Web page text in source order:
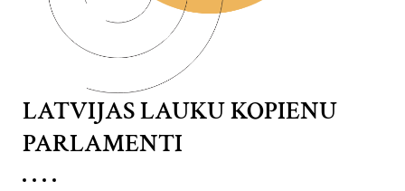
LATVIJAS LAUKU KOPIENU
PARLAMENTI